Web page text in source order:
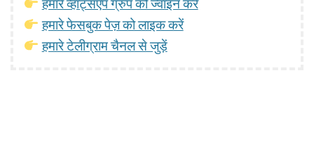
हमारे व्हाट्सएप ग्रुप को ज्वाइन करें
हमारे फेसबुक पेज़ को लाइक करें
हमारे टेलीग्राम चैनल से जुड़ें